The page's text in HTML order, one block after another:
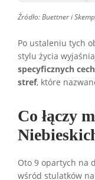
Źródło: Buettner i
Po ustaleniu tych
stylu życia
specyficznych
stref, które
Co łączy
Oto 9 opartych na
wśród stulatków